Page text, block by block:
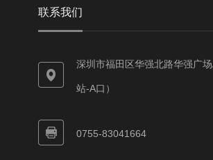
联系我们
深圳市福田区华强北路华强广
站-A口）
0755-83041664